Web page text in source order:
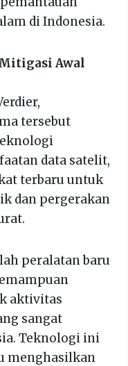
di Indonesia.
Awal
tersebut
data satelit,
terbaru untuk
dan pergerakan
peralatan baru
aktivitas
sangat
Teknologi ini
menghasilkan